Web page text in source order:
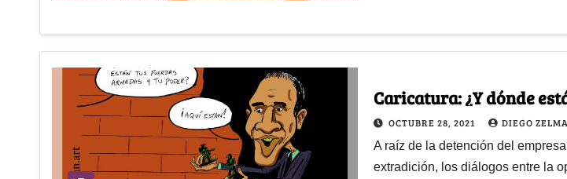
Caricatura: ¿Y dónde
OCTUBRE 28, 2021 DIEGO
A raíz de la detención del
extradición, los diálogos entre la